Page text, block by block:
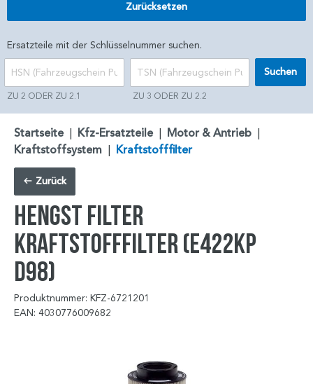
Zurücksetzen
Ersatzteile mit der Schlüsselnummer suchen.
ZU 2 ODER ZU 2.1 ZU 3 ODER ZU 2.2
Suchen
Startseite | Kfz-Ersatzteile | Motor & Antrieb |
Kraftstoffsystem | Kraftstofffilter
Zurück
HENGST FILTER
Kraftstofffilter (E422KP
D98)
Produktnummer: KFZ-6721201
EAN: 4030776009682